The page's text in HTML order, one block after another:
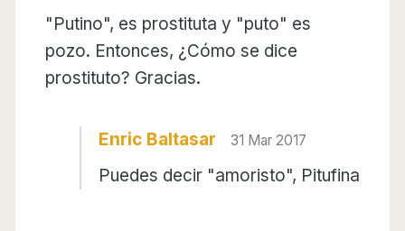
"Putino", es prostituta y "puto" es
pozo. Entonces, ¿Cómo se dice
prostituto? Gracias.
Enric Baltasar 31 Mar 2017
Puedes decir "amoristo", Pitufina